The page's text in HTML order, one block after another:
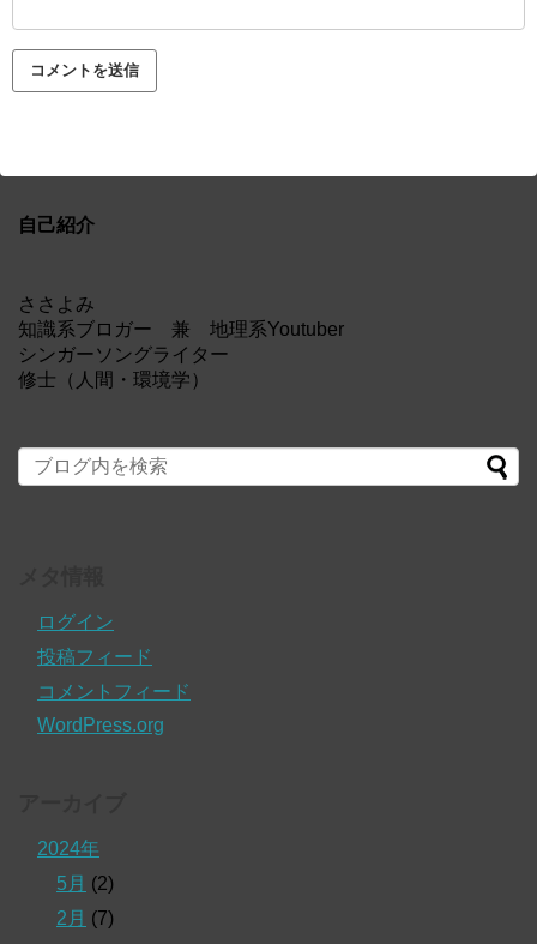
自己紹介
ささよみ
知識系ブロガー 兼 地理系Youtuber
シンガーソングライター
修士（人間・環境学）
ログイン
投稿フィード
コメントフィード
WordPress.org
2024年
5月 (2)
2月 (7)